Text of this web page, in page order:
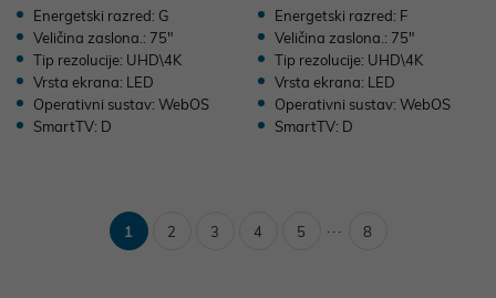
Energetski razred: G
Veličina zaslona.: 75"
Tip rezolucije: UHD\4K
Vrsta ekrana: LED
Operativni sustav: WebOS
SmartTV: D
Energetski razred: F
Veličina zaslona.: 75"
Tip rezolucije: UHD\4K
Vrsta ekrana: LED
Operativni sustav: WebOS
SmartTV: D
1 2 3 4 5 ... 8